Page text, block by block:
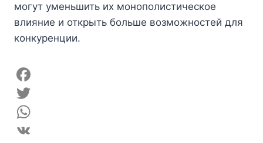
могут уменьшить их монополистическое
влияние и открыть больше возможностей для
конкуренции.
F
a
c
T
w
W